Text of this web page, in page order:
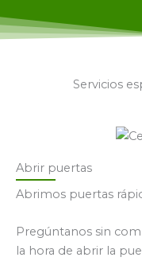
Servicios
Abrir puertas
Abrimos puertas
Pregúntanos sin
la hora de abrir la